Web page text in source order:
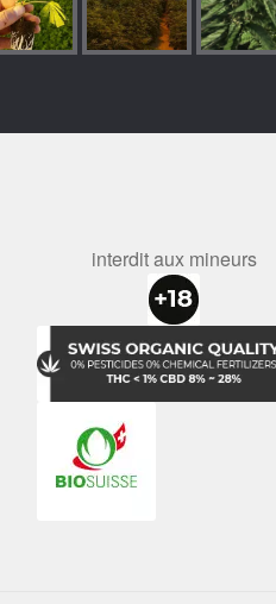
interdit aux mineurs